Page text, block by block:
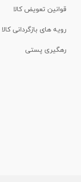
قوانین تعویض کالا
رویه های بازگردانی کالا
رهگیری پستی